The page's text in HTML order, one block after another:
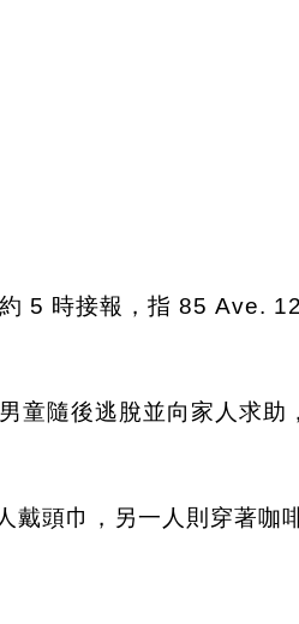
5 時接報，指 85 Ave.
童隨後逃脫並向家人求助
頭巾，另一人則穿著咖